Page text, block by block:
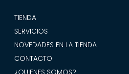
TIENDA
SERVICIOS
NOVEDADES EN LA TIENDA
CONTACTO